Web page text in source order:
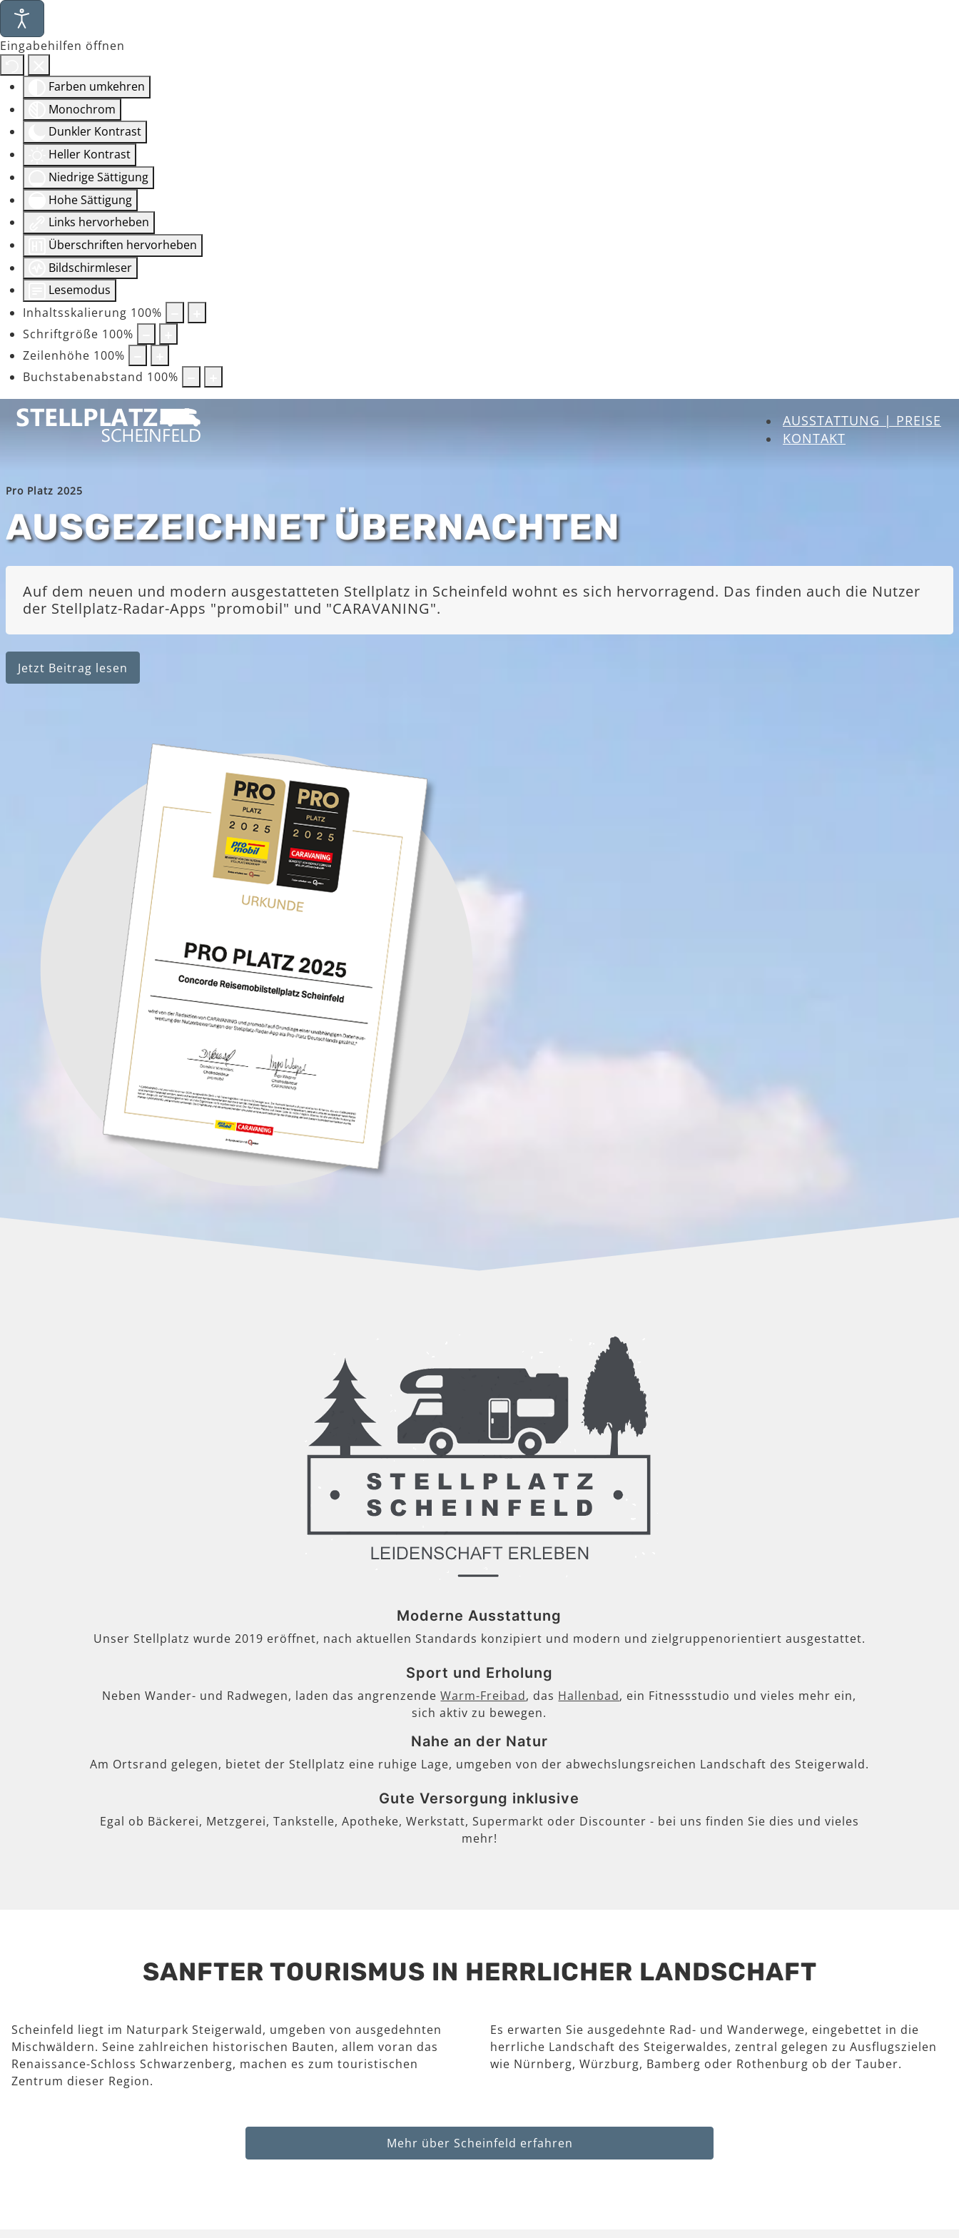
Eingabehilfen öffnen
Farben umkehren
Monochrom
Dunkler Kontrast
Heller Kontrast
Niedrige Sättigung
Hohe Sättigung
Links hervorheben
Überschriften hervorheben
Bildschirmleser
Lesemodus
Inhaltsskalierung 100%
Schriftgröße 100%
Zeilenhöhe 100%
Buchstabenabstand 100%
AUSSTATTUNG | PREISE
KONTAKT
Pro Platz 2025
AUSGEZEICHNET ÜBERNACHTEN
Auf dem neuen und modern ausgestatteten Stellplatz in Scheinfeld wohnt es sich hervorragend. Das finden auch die Nutzer
der Stellplatz-Radar-Apps "promobil" und "CARAVANING".
Jetzt Beitrag lesen
Moderne Ausstattung
Unser Stellplatz wurde 2019 eröffnet, nach aktuellen Standards konzipiert und modern und zielgruppenorientiert ausgestattet.
Sport und Erholung
Neben Wander- und Radwegen, laden das angrenzendeWarm-Freibad, das Hallenbad, ein Fitnessstudio und vieles mehr ein,
sich aktiv zu bewegen.
Nahe an der Natur
Am Ortsrand gelegen, bietet der Stellplatz eine ruhige Lage, umgeben von der abwechslungsreichen Landschaft des Steigerwald.
Gute Versorgung inklusive
Egal ob Bäckerei, Metzgerei, Tankstelle, Apotheke, Werkstatt, Supermarkt oder Discounter - bei uns finden Sie dies und vieles
mehr!
SANFTER TOURISMUS IN HERRLICHER LANDSCHAFT
Scheinfeld liegt im Naturpark Steigerwald, umgeben von ausgedehnten
Mischwäldern. Seine zahlreichen historischen Bauten, allem voran das
Renaissance-Schloss Schwarzenberg, machen es zum touristischen
Zentrum dieser Region.
Es erwarten Sie ausgedehnte Rad- und Wanderwege, eingebettet in die
herrliche Landschaft des Steigerwaldes, zentral gelegen zu Ausflugszielen
wie Nürnberg, Würzburg, Bamberg oder Rothenburg ob der Tauber.
Mehr über Scheinfeld erfahren